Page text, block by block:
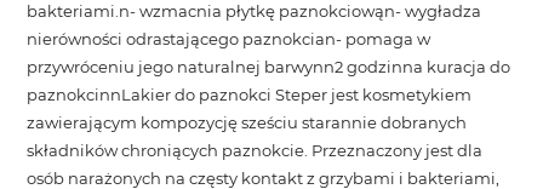
bakteriami.n- wzmacnia płytkę paznokciowąn- wygładza
nierówności odrastającego paznokcian- pomaga w
przywróceniu jego naturalnej barwynn2 godzinna kuracja do
paznokcinnLakier do paznokci Steper jest kosmetykiem
zawierającym kompozycję sześciu starannie dobranych
składników chroniących paznokcie. Przeznaczony jest dla
osób narażonych na częsty kontakt z grzybami i bakteriami,